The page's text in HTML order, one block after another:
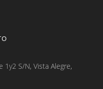
1y2 S/N, Vista Alegre,